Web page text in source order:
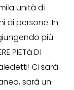
unità di
di persone. In
più
PIETà DI
Ci sarà
sarà un